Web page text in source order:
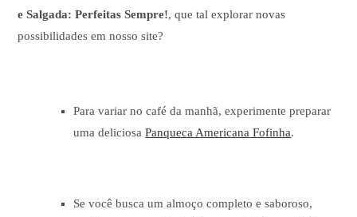
e Salgada: Perfeitas Sempre!, que tal explorar novas
possibilidades em nosso site?
Para variar no café da manhã, experimente preparar
uma deliciosaPanqueca Americana Fofinha.
Se você busca um almoço completo e saboroso,